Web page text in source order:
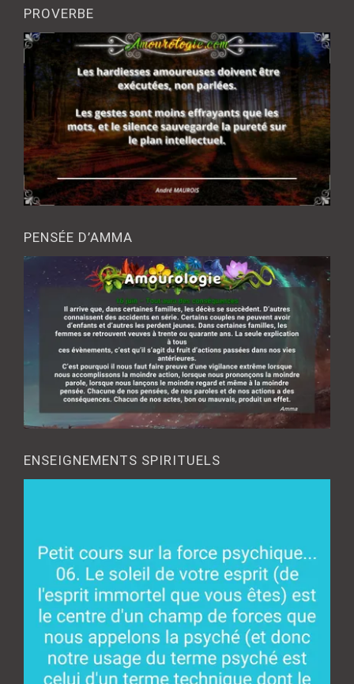
PROVERBE
PENSÉE D’AMMA
ENSEIGNEMENTS SPIRITUELS